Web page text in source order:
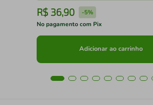
R$ 36,90 -5%
No pagamento com Pix
Adicionar ao carrinho